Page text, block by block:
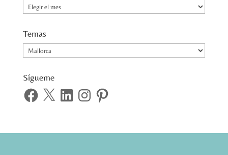
Cronograma
Temas
Temas
Sígueme
Facebook
X LinkedInInstagramPinterest